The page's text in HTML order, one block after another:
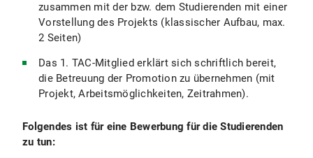
zusammen mit der bzw. dem Studierenden mit einer
Vorstellung des Projekts (klassischer Aufbau, max.
2 Seiten)
Das 1. TAC-Mitglied erklärt sich schriftlich bereit,
die Betreuung der Promotion zu übernehmen (mit
Projekt, Arbeitsmöglichkeiten, Zeitrahmen).
Folgendes ist für eine Bewerbung für die Studierenden
zu tun: